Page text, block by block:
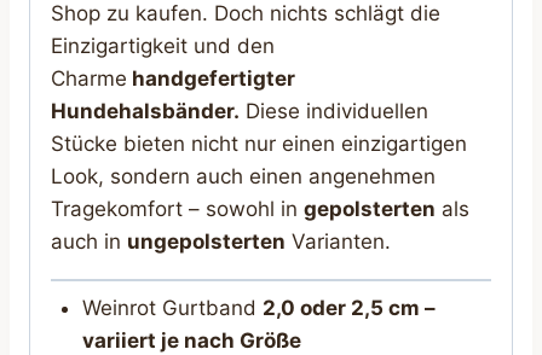
Shop zu kaufen. Doch nichts schlägt die
Einzigartigkeit und den
Charme handgefertigter
Hundehalsbänder. Diese individuellen
Stücke bieten nicht nur einen einzigartigen
Look, sondern auch einen angenehmen
Tragekomfort – sowohl in gepolsterten als
auch in ungepolsterten Varianten.
Weinrot Gurtband 2,0 oder 2,5 cm –
variiert je nach Größe